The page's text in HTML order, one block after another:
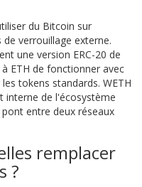
du Bitcoin sur
verrouillage externe.
une version ERC-20 de
ETH de fonctionner avec
tokens standards. WETH
interne de l'écosystème
entre deux réseaux
remplacer
?